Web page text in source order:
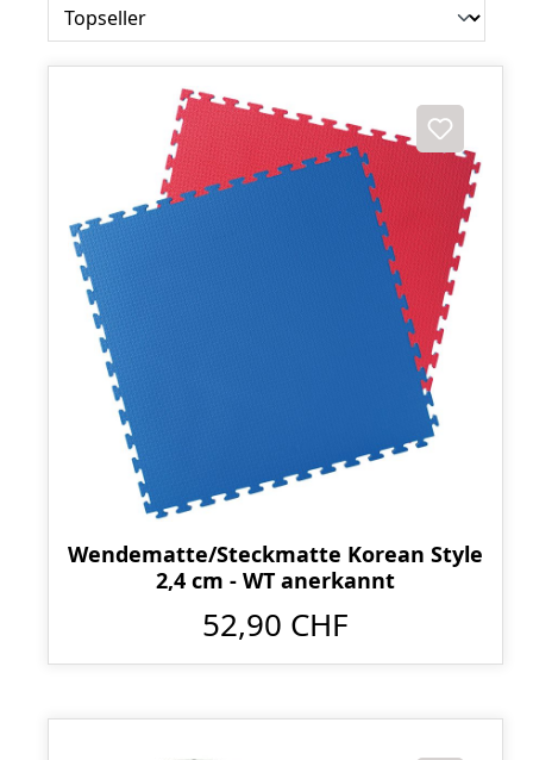
Wendematte/Steckmatte Korean Style
2,4 cm - WT anerkannt
52,90 CHF